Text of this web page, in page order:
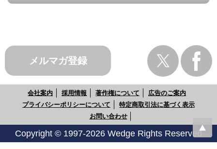
メルマガ登録
会社案内 採用情報 著作権について
広告のご案内
プライバシーポリシーについて
特定商取引法に基づく表示
お問い合わせ
Copyright © 1997-2026 Wedge Rights Reserved